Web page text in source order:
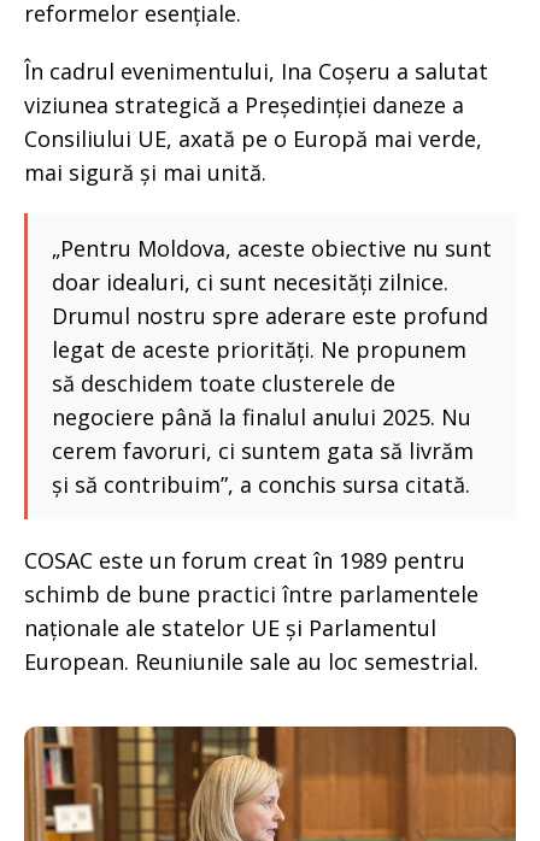
reformelor esențiale.
În cadrul evenimentului, Ina Coșeru a salutat
viziunea strategică a Președinției daneze a
Consiliului UE, axată pe o Europă mai verde,
mai sigură și mai unită.
„Pentru Moldova, aceste obiective nu sunt
doar idealuri, ci sunt necesități zilnice.
Drumul nostru spre aderare este profund
legat de aceste priorități. Ne propunem
să deschidem toate clusterele de
negociere până la finalul anului 2025. Nu
cerem favoruri, ci suntem gata să livrăm
și să contribuim”, a conchis sursa citată.
COSAC este un forum creat în 1989 pentru
schimb de bune practici între parlamentele
naționale ale statelor UE și Parlamentul
European. Reuniunile sale au loc semestrial.